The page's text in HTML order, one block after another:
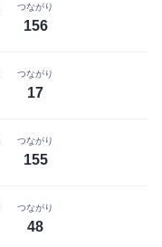
つながり
156
つながり
17
つながり
155
つながり
48